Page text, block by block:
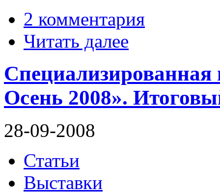
2 комментария
Читать далее
Осень 2008».
28-09-2008
Статьи
Выставки